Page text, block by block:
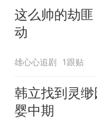
这么帅的劫
动
雄心心追剧 1跟贴
韩立找到灵
婴中期